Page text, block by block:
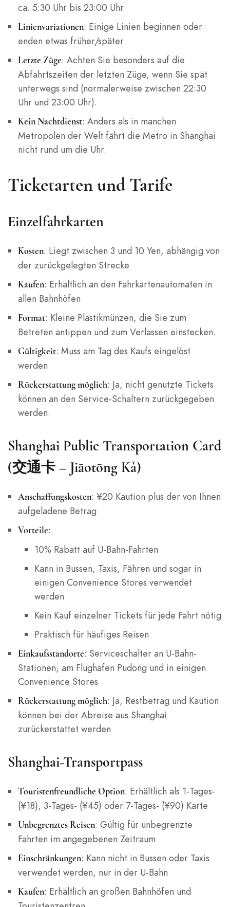
ca. 5:30 Uhr bis 23:00 Uhr
Linienvariationen: Einige Linien beginnen oder
enden etwas früher/später
Letzte Züge: Achten Sie besonders auf die
Abfahrtszeiten der letzten Züge, wenn Sie spät
unterwegs sind (normalerweise zwischen 22:30
Uhr und 23:00 Uhr).
Kein Nachtdienst: Anders als in manchen
Metropolen der Welt fährt die Metro in Shanghai
nicht rund um die Uhr.
Ticketarten und Tarife
Einzelfahrkarten
Kosten: Liegt zwischen 3 und 10 Yen, abhängig von
der zurückgelegten Strecke
Kaufen: Erhältlich an den Fahrkartenautomaten in
allen Bahnhöfen
Format: Kleine Plastikmünzen, die Sie zum
Betreten antippen und zum Verlassen einstecken.
Gültigkeit: Muss am Tag des Kaufs eingelöst
werden
Rückerstattung möglich: Ja, nicht genutzte Tickets
können an den Service-Schaltern zurückgegeben
werden.
Shanghai Public Transportation Card
(交通卡 – Jiāotōng Kǎ)
Anschaffungskosten: ¥20 Kaution plus der von Ihnen
aufgeladene Betrag
Vorteile:
10% Rabatt auf U-Bahn-Fahrten
Kann in Bussen, Taxis, Fähren und sogar in
einigen Convenience Stores verwendet
werden
Kein Kauf einzelner Tickets für jede Fahrt nötig
Praktisch für häufiges Reisen
Einkaufsstandorte: Serviceschalter an U-Bahn-
Stationen, am Flughafen Pudong und in einigen
Convenience Stores
Rückerstattung möglich: Ja, Restbetrag und Kaution
können bei der Abreise aus Shanghai
zurückerstattet werden
Shanghai-Transportpass
Touristenfreundliche Option: Erhältlich als 1-Tages-
(¥18), 3-Tages- (¥45) oder 7-Tages- (¥90) Karte
Unbegrenztes Reisen: Gültig für unbegrenzte
Fahrten im angegebenen Zeitraum
Einschränkungen: Kann nicht in Bussen oder Taxis
verwendet werden, nur in der U-Bahn
Kaufen: Erhältlich an großen Bahnhöfen und